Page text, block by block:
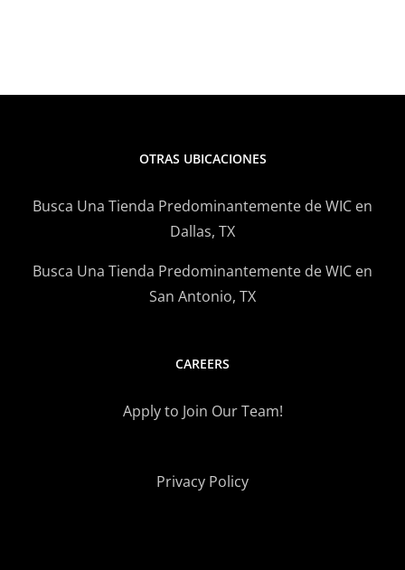
OTRAS UBICACIONES
Busca Una Tienda Predominantemente de WIC en
Dallas, TX
Busca Una Tienda Predominantemente de WIC en
San Antonio, TX
CAREERS
Apply to Join Our Team!
Privacy Policy